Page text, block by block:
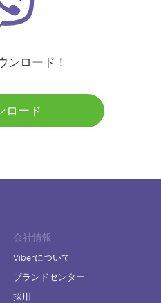
ンロード！
ロード
会社情報
Viberについて
ブランドセンター
採用